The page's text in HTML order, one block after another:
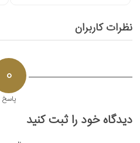
نظرات کاربران
0
پاسخ
دیدگاه خود را ثبت کنید